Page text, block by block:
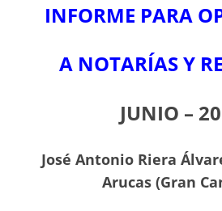
INFORME PARA
A NOTARÍAS Y
JUNIO –
José Antonio Riera
Arucas (Gran